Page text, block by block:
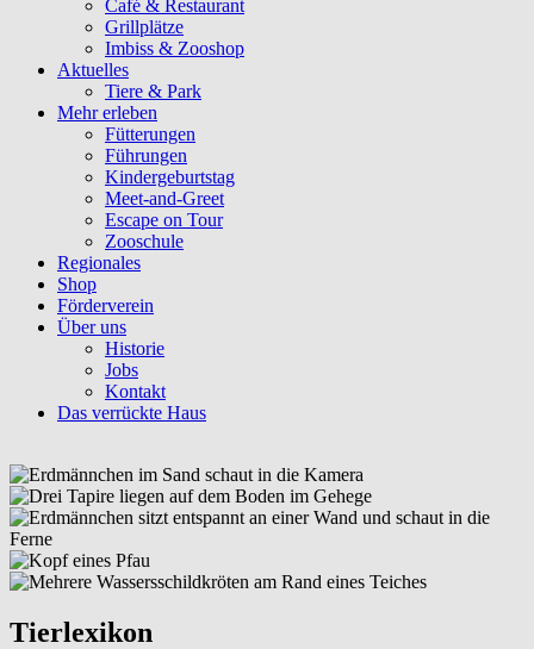
Café & Restaurant
Grillplätze
Imbiss & Zooshop
Aktuelles
Tiere & Park
Mehr erleben
Fütterungen
Führungen
Kindergeburtstag
Meet-and-Greet
Escape on Tour
Zooschule
Regionales
Shop
Förderverein
Über uns
Historie
Jobs
Kontakt
Das verrückte Haus
Tierlexikon